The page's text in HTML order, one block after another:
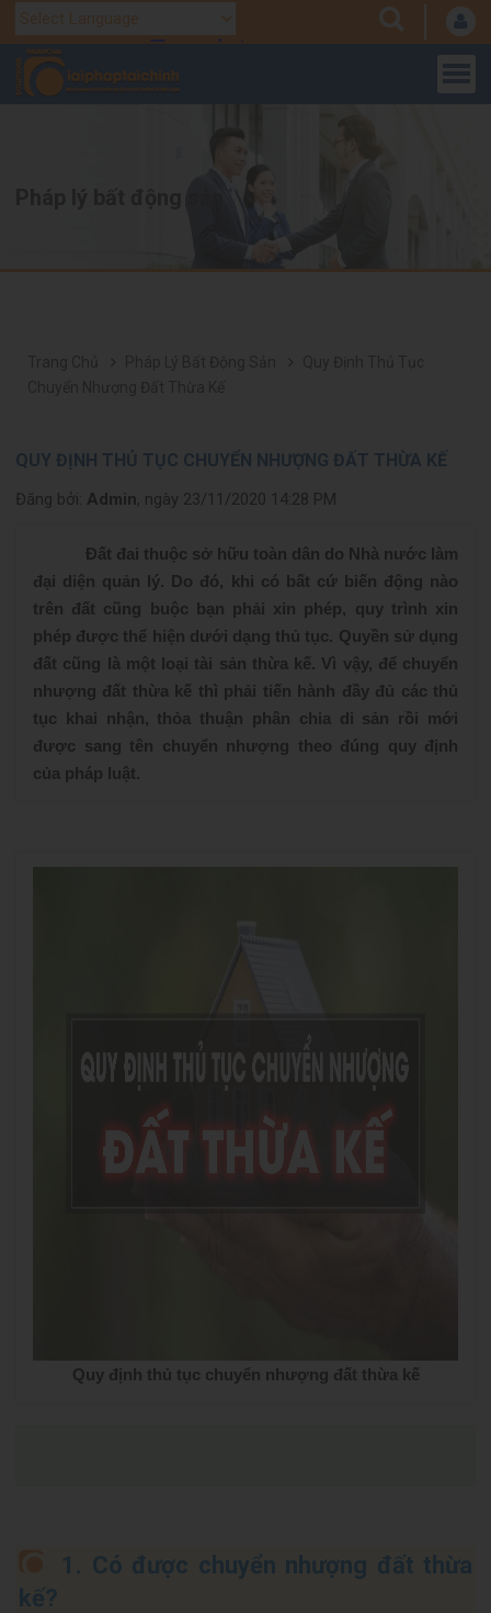
Translate
QUY ĐỊNH THỦ TỤC CHUYỂN NHƯỢNG ĐẤT THỪA KẾ
Đăng bởi: Admin, ngày 23/11/2020 14:28 PM
Đất đai thuộc sở hữu toàn dân do Nhà nước làm
đại diện quản lý. Do đó, khi có bất cứ biến động nào
trên đất cũng buộc bạn phải xin phép, quy trình xin
phép được thể hiện dưới dạng thủ tục. Quyền sử dụng
đất cũng là một loại tài sản thừa kế. Vì vậy, để chuyển
nhượng đất thừa kế thì phải tiến hành đầy đủ các thủ
tục khai nhận, thỏa thuận phân chia di sản rồi mới
được sang tên chuyển nhượng theo đúng quy định
của pháp luật.
Quy định thủ tục chuyển nhượng đất thừa kế
1. Có được chuyển nhượng đất thừa
kế?